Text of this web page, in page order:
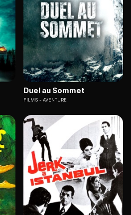
Duel au Sommet
FILMS AVENTURE